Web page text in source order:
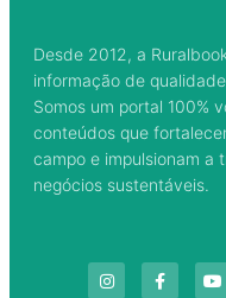
Desde 2012, a
informação de
Somos um portal 100%
conteúdos que
campo e impulsionam a
negócios sustentáveis.